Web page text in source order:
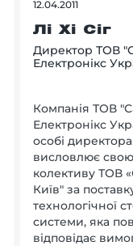
12.04.2011
Лі Хі Сіг
Директор ТОВ
Електронікс
Компанія ТОВ
Електронікс
особі
висловлює
колективу ТОВ
Київ" за
технологічної
системи, яка
відповідає